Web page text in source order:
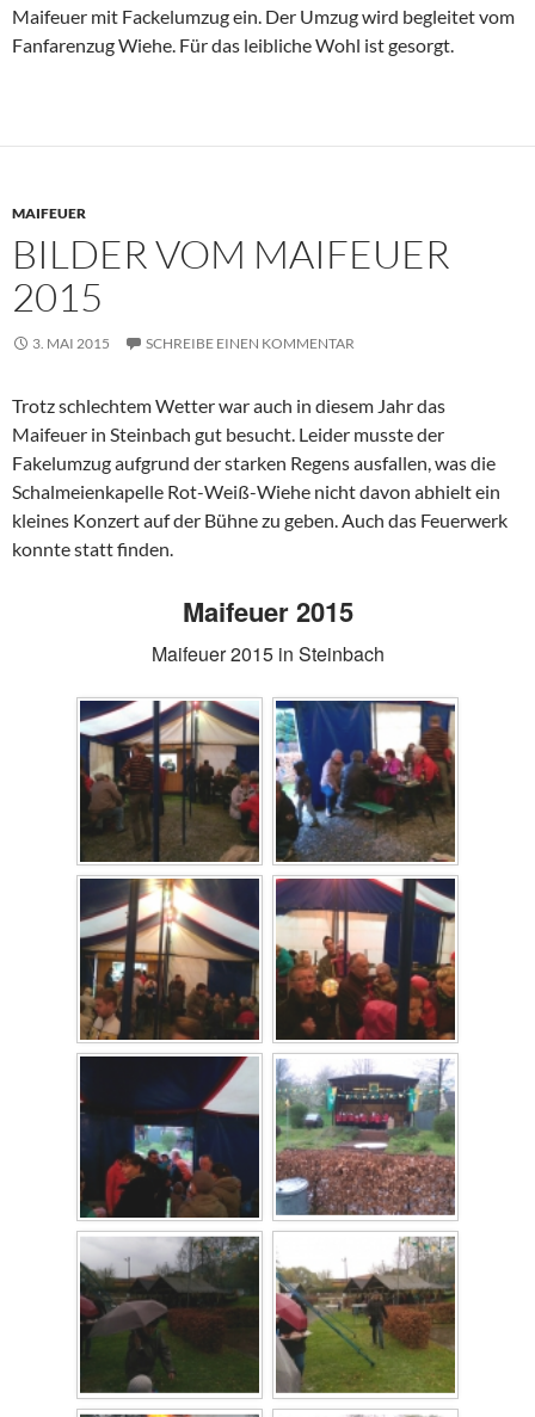
Maifeuer mit Fackelumzug ein. Der Umzug wird begleitet vom
Fanfarenzug Wiehe. Für das leibliche Wohl ist gesorgt.
MAIFEUER
BILDER VOM MAIFEUER
2015
3. MAI 2015 SCHREIBE EINEN KOMMENTAR
Trotz schlechtem Wetter war auch in diesem Jahr das
Maifeuer in Steinbach gut besucht. Leider musste der
Fakelumzug aufgrund der starken Regens ausfallen, was die
Schalmeienkapelle Rot-Weiß-Wiehe nicht davon abhielt ein
kleines Konzert auf der Bühne zu geben. Auch das Feuerwerk
konnte statt finden.
Maifeuer 2015
Maifeuer 2015 in Steinbach